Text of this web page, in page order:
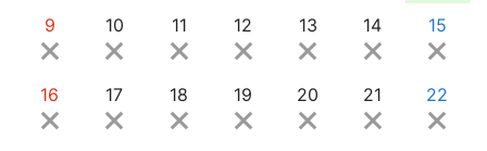
9 10 11 12 13 14 15
16 17 18 19 20 21 22